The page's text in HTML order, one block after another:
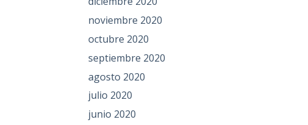
noviembre 2020
octubre 2020
septiembre 2020
agosto 2020
julio 2020
junio 2020